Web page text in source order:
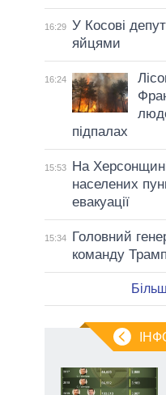
16:29 У Косові
яйцями
16:24
підпалах
15:53
На
населених
евакуації
15:34
Головний
команду